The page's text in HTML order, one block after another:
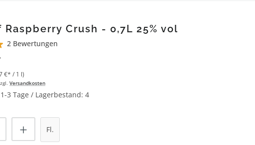
Crush - 0,7L 25% vol
Bewertung von 5 von 5 Sternen
2 Bewertungen
€* / 1 l)
Versandkosten
3 Tage / Lagerbestand: 4
Anzahl: Gib den gewünschten Wert ein
Fl.